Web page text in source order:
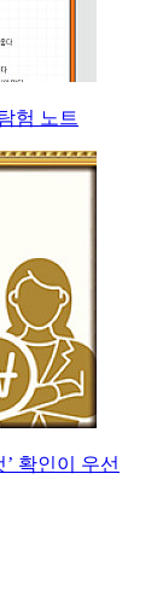
험 노트
’ 확인이 우선